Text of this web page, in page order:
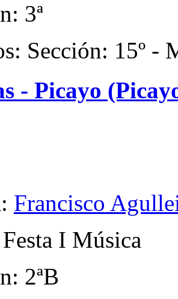
3ª
Sección: 15º
- Picayo
Francisco
I Música
2ªB